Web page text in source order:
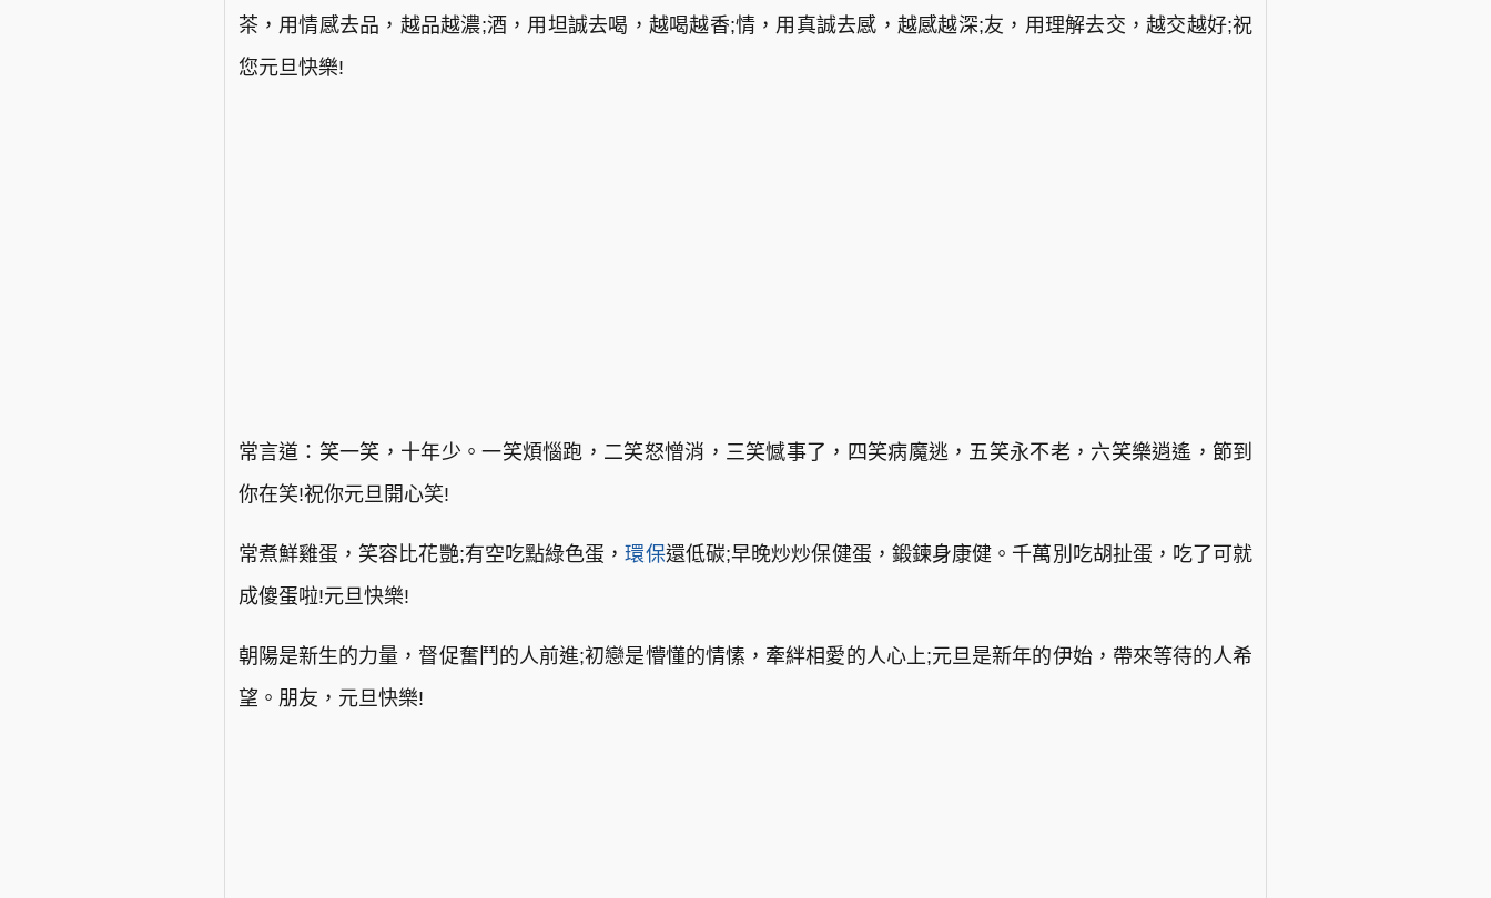
茶，用情感去品，越品越濃;酒，用坦誠去喝，越喝越香;情，用真誠去感，越感越深;友，用理解去交，越交越好;祝
您元旦快樂!
常言道：笑一笑，十年少。一笑煩惱跑，二笑怒憎消，三笑憾事了，四笑病魔逃，五笑永不老，六笑樂逍遙，節到
你在笑!祝你元旦開心笑!
常煮鮮雞蛋，笑容比花艷;有空吃點綠色蛋，環保還低碳;早晚炒炒保健蛋，鍛鍊身康健。千萬別吃胡扯蛋，吃了可就
成傻蛋啦!元旦快樂!
朝陽是新生的力量，督促奮鬥的人前進;初戀是懵懂的情愫，牽絆相愛的人心上;元旦是新年的伊始，帶來等待的人希
望。朋友，元旦快樂!